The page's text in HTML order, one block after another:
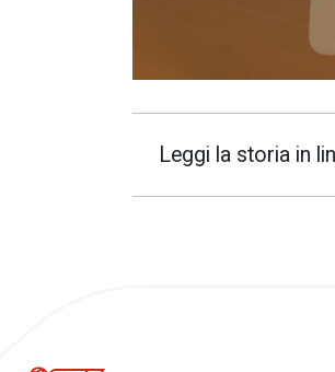
Leggi la storia in